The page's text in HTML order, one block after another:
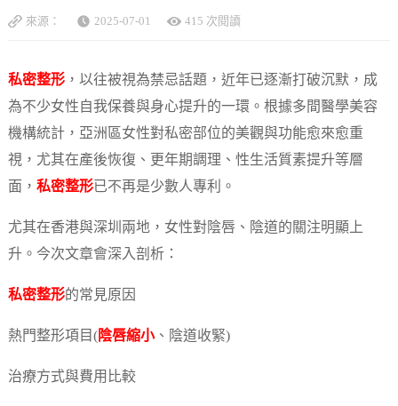
來源： 2025-07-01 415 次閱讀
私密整形，以往被視為禁忌話題，近年已逐漸打破沉默，成
為不少女性自我保養與身心提升的一環。根據多間醫學美容
機構統計，亞洲區女性對私密部位的美觀與功能愈來愈重
視，尤其在產後恢復、更年期調理、性生活質素提升等層
面， 私密整形已不再是少數人專利。
尤其在香港與深圳兩地，女性對陰唇、陰道的關注明顯上
升。今次文章會深入剖析：
私密整形的常見原因
熱門整形項目(陰唇縮小、陰道收緊)
治療方式與費用比較